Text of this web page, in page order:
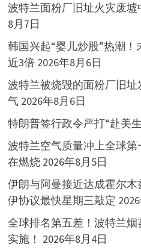
波特兰面粉厂旧址火灾废墟
8月7日
韩国兴起“婴儿炒股”热潮
近3倍 2026年8月6日
波特兰被烧毁的面粉厂旧
气 2026年8月6日
特朗普签行政令严打“赴美生
波特兰空气质量冲上全球
在燃烧 2026年8月5日
伊朗与阿曼接近达成霍尔
伊协议最快星期三敲定
全球排名第五差！波特兰
实施！ 2026年8月4日